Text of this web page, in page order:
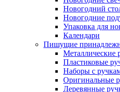
Новогодний
Новогодние
Упаковка для
Календари
Пишущие
Металлические
Пластиковые
Наборы с
Оригинальные
Деревянные